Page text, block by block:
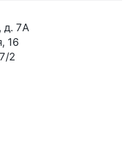
д. 7A
16
2